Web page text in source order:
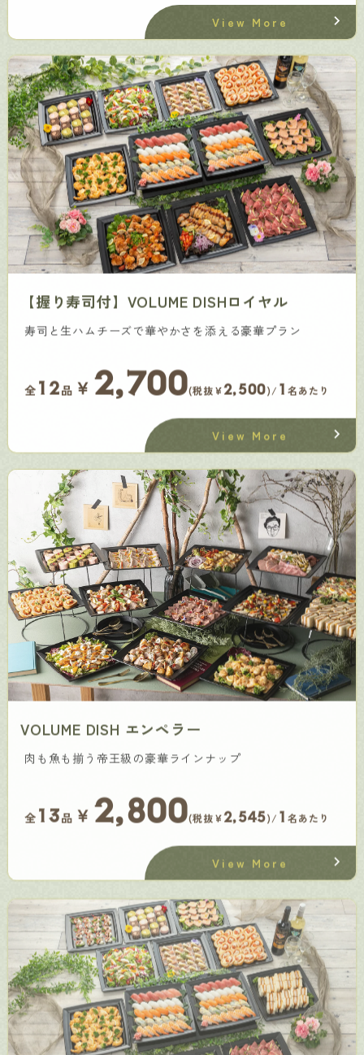
View More
【握り寿司付】VOLUME DISHロイヤル
寿司と生ハムチーズで華やかさを添える豪華プラン
全 12品 ￥ 2,700(税抜¥2,500)/ 1 名あたり
View More
VOLUME DISH エンペラー
肉も魚も揃う帝王級の豪華ラインナップ
全 13品 ￥ 2,800(税抜¥2,545)/ 1 名あたり
View More